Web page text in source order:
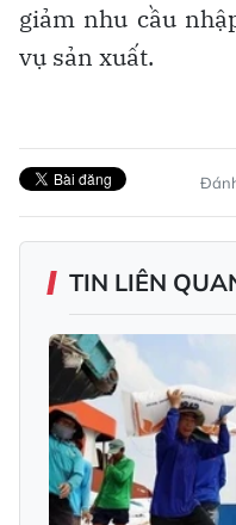
giảm nhu cầu
vụ sản xuất.
TIN LIÊN